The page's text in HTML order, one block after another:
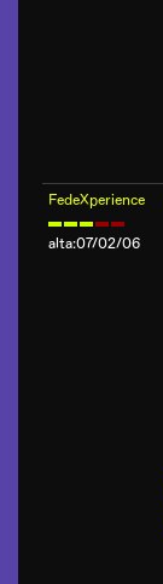
FedeXperience
alta:07/02/06